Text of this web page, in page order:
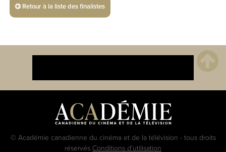
Retour à la liste des finalistes
© Académie canadienne du cinéma et de la télévision - tous droits
réservés Conditions d'utilisation